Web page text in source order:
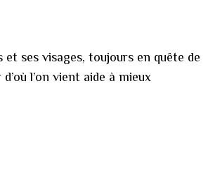
ses visages, toujours en quête de
l’on vient aide à mieux